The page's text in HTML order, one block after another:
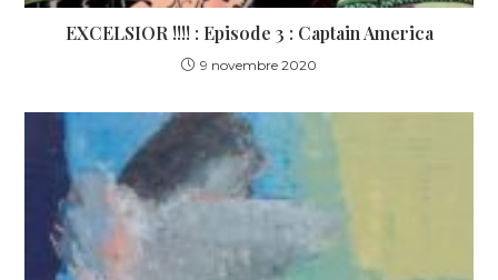
EXCELSIOR !!!! : Episode 3 : Captain America
9 novembre 2020